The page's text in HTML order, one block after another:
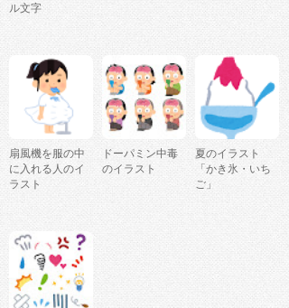
ル文字
扇風機を服の中
に入れる人のイ
ラスト
ドーパミン中毒
のイラスト
夏のイラスト
「かき氷・いち
ご」